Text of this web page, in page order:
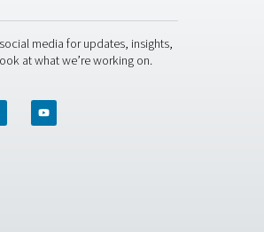
den bästa balansen mellan enkelhet
mindre avfall och färre leveranser gör